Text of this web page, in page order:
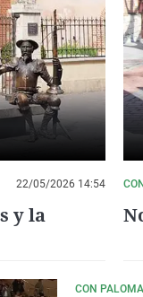
22/05/2026 14:54
y la
CON